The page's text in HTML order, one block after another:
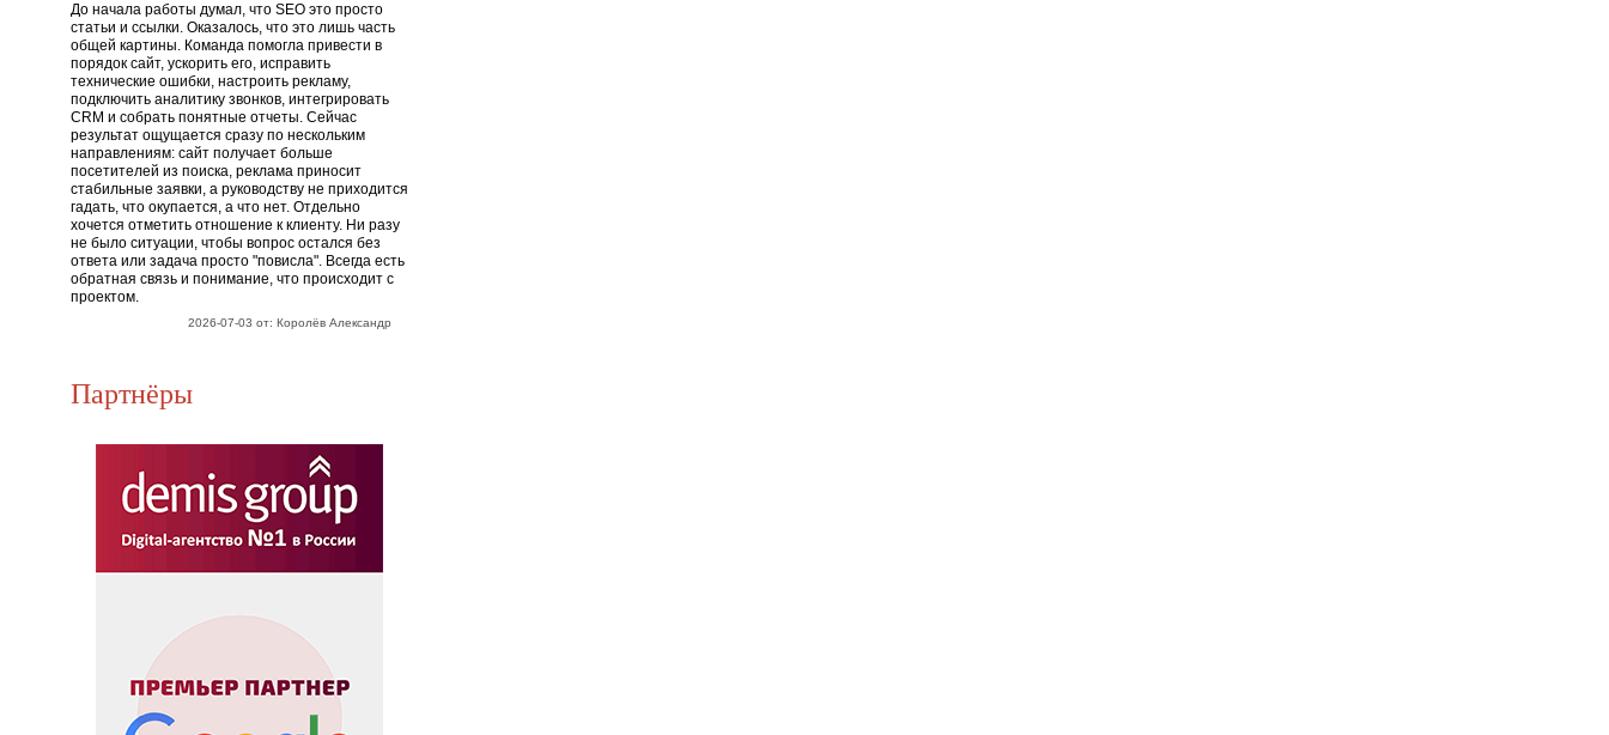
До начала работы думал, что SEO это просто
статьи и ссылки. Оказалось, что это лишь часть
общей картины. Команда помогла привести в
порядок сайт, ускорить его, исправить
технические ошибки, настроить рекламу,
подключить аналитику звонков, интегрировать
CRM и собрать понятные отчеты. Сейчас
результат ощущается сразу по нескольким
направлениям: сайт получает больше
посетителей из поиска, реклама приносит
стабильные заявки, а руководству не приходится
гадать, что окупается, а что нет. Отдельно
хочется отметить отношение к клиенту. Ни разу
не было ситуации, чтобы вопрос остался без
ответа или задача просто "повисла". Всегда есть
обратная связь и понимание, что происходит с
проектом.
2026-07-03 от: Королёв Александр
Партнёры